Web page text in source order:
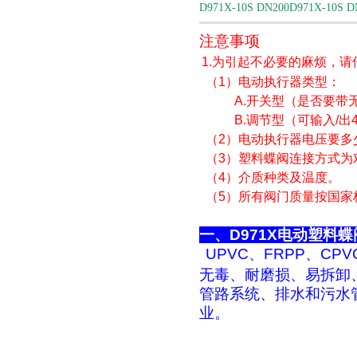
D971X-10S DN200D971X-10S
注意事项
1.为引起不必要的麻烦，
（1）电动执行器类型：
A.开关型（是否要带无
B.调节型（可输入/出
（2）电动执行器电压要多
（3）塑料蝶阀连接方式为
（4）介质种类及温度。
（5）所有阀门质量按国
一、
UPVC、FRPP、
无毒、耐磨损、易拆
管路系统、排水和污水
业。